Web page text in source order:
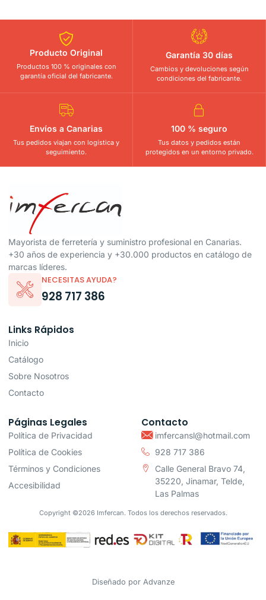
Producto Original
Productos 100 % originales con
garantía oficial del fabricante.
Garantía 30 días
Cambios y devoluciones según
condiciones del fabricante.
Envíos a Canarias
Tus pedidos viajan con logística y
seguimiento.
100 % seguro
Tus datos y pedidos están
protegidos en un entorno privado.
Mayorista de ferretería y suministro profesional en Canarias.
+30 años de experiencia y +30.000 productos en catálogo de
marcas líderes.
NECESITAS AYUDA?
928 717 386
Links Rápidos
Inicio
Catálogo
Sobre Nosotros
Contacto
Páginas Legales
Política de Privacidad
Política de Cookies
Términos y Condiciones
Accesibilidad
Contacto
imfercansl@hotmail.com
928 717 386
Calle General Bravo 74,
35220, Jinamar, Telde,
Las Palmas
Copyright ©2026 Imfercan. Todos los derechos reservados.
Diseñado por Advanze